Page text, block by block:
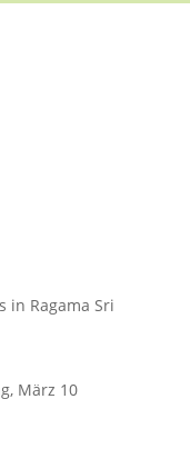
Ragama Sri
März 10